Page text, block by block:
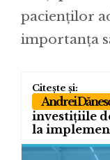
pacienților
importanța
Andrei
investițiile
la